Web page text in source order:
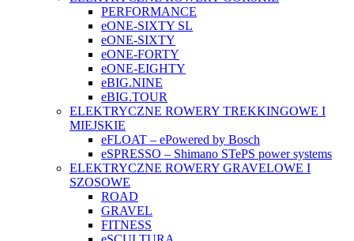
PERFORMANCE
eONE-SIXTY SL
eONE-SIXTY
eONE-FORTY
eONE-EIGHTY
eBIG.NINE
eBIG.TOUR
ELEKTRYCZNE ROWERY TREKKINGOWE I
MIEJSKIE
eFLOAT – ePowered by Bosch
eSPRESSO – Shimano STePS power systems
ELEKTRYCZNE ROWERY GRAVELOWE I
SZOSOWE
ROAD
GRAVEL
FITNESS